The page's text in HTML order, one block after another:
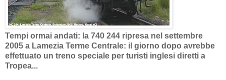
Tempi ormai andati: la 740 244 ripresa nel settembre
2005 a Lamezia Terme Centrale: il giorno dopo avrebbe
effettuato un treno speciale per turisti inglesi diretti a
Tropea...